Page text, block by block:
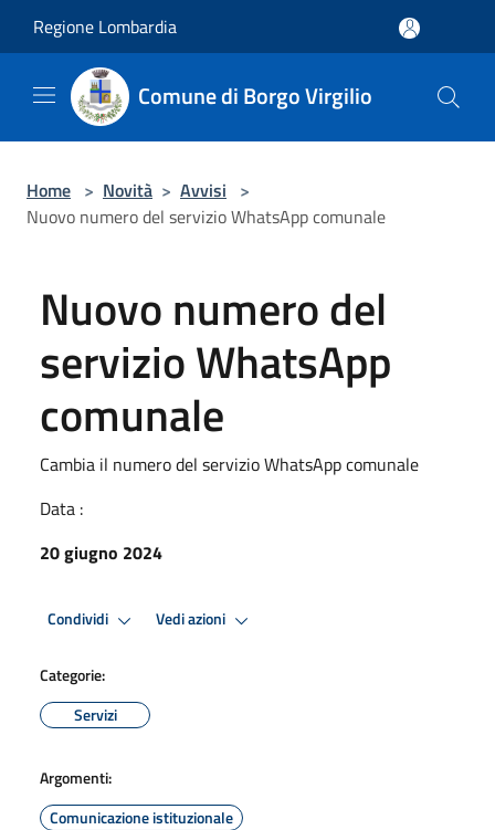
Regione Lombardia
Comune di Borgo Virgilio
Home > Novità > Avvisi >
Nuovo numero del servizio WhatsApp comunale
Nuovo numero del
servizio WhatsApp
comunale
Cambia il numero del servizio WhatsApp comunale
Data :
20 giugno 2024
Condividi Vedi azioni
Categorie:
Servizi
Argomenti:
Comunicazione istituzionale